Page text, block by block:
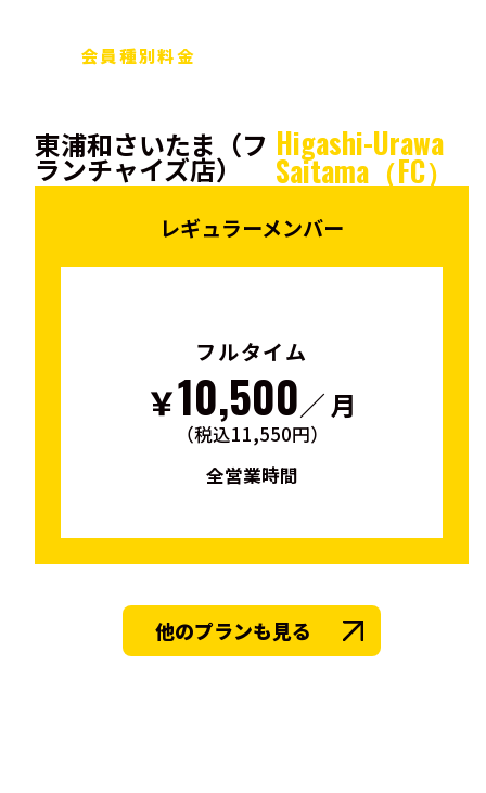
会員種別料金
東浦和さいたま（フ
ランチャイズ店）
Higashi-Urawa
Saitama（FC）
レギュラーメンバー
フルタイム
￥10,500／ 月
（税込11,550円）
全営業時間
他のプランも見る